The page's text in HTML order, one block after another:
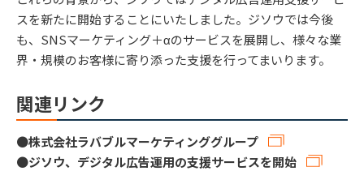
スを新たに開始することにいたしました。ジソウでは今後
も、SNSマーケティング＋αのサービスを展開し、様々な業
界・規模のお客様に寄り添った支援を行ってまいります。
関連リンク
●株式会社ラバブルマーケティンググループ
●ジソウ、デジタル広告運用の支援サービスを開始